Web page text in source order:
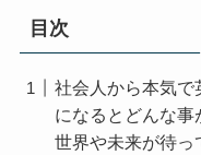
目次
社会人から本気で
になるとどんな
世界や未来が待っ